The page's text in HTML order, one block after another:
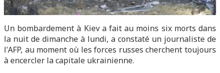
Un bombardement à Kiev a fait au moins six morts dans
la nuit de dimanche à lundi, a constaté un journaliste de
l'AFP, au moment où les forces russes cherchent toujours
à encercler la capitale ukrainienne.